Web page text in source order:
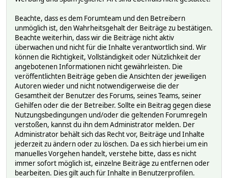
Beachte, dass es dem Forumteam und den Betreibern
unmöglich ist, den Wahrheitsgehalt der Beiträge zu bestätigen.
Beachte weiterhin, dass wir die Beiträge nicht aktiv
überwachen und nicht für die Inhalte verantwortlich sind. Wir
können die Richtigkeit, Vollständigkeit oder Nützlichkeit der
angebotenen Informationen nicht gewährleisten. Die
veröffentlichten Beiträge geben die Ansichten der jeweiligen
Autoren wieder und nicht notwendigerweise die der
Gesamtheit der Benutzer des Forums, seines Teams, seiner
Gehilfen oder die der Betreiber. Sollte ein Beitrag gegen diese
Nutzungsbedingungen und/oder die geltenden Forumregeln
verstoßen, kannst du ihn dem Administrator melden. Der
Administrator behält sich das Recht vor, Beiträge und Inhalte
jederzeit zu ändern oder zu löschen. Da es sich hierbei um ein
manuelles Vorgehen handelt, verstehe bitte, dass es nicht
immer sofort möglich ist, einzelne Beiträge zu entfernen oder
bearbeiten. Dies gilt auch für Inhalte in Benutzerprofilen.